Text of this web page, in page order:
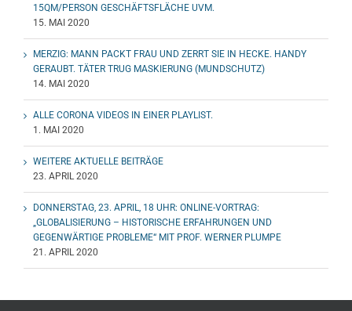
15QM/PERSON GESCHÄFTSFLÄCHE UVM.
15. MAI 2020
MERZIG: MANN PACKT FRAU UND ZERRT SIE IN HECKE. HANDY
GERAUBT. TÄTER TRUG MASKIERUNG (MUNDSCHUTZ)
14. MAI 2020
ALLE CORONA VIDEOS IN EINER PLAYLIST.
1. MAI 2020
WEITERE AKTUELLE BEITRÄGE
23. APRIL 2020
DONNERSTAG, 23. APRIL, 18 UHR: ONLINE-VORTRAG:
„GLOBALISIERUNG – HISTORISCHE ERFAHRUNGEN UND
GEGENWÄRTIGE PROBLEME“ MIT PROF. WERNER PLUMPE
21. APRIL 2020